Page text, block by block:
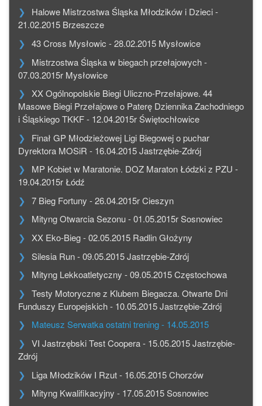
Halowe Mistrzostwa Śląska Młodzików i Dzieci -
21.02.2015 Brzeszcze
43 Cross Mysłowic - 28.02.2015 Mysłowice
Mistrzostwa Śląska w biegach przełajowych -
07.03.2015r Mysłowice
XX Ogólnopolskie Biegi Uliczno-Przełajowe. 44
Masowe Biegi Przełajowe o Paterę Dziennika Zachodniego
i Śląskiego TKKF - 12.04.2015r Świętochłowice
Finał GP Młodzieżowej Ligi Biegowej o puchar
Dyrektora MOSiR - 16.04.2015 Jastrzębie-Zdrój
MP Kobiet w Maratonie. DOZ Maraton Łódzki z PZU -
19.04.2015r Łódź
7 Bieg Fortuny - 26.04.2015r Cieszyn
Mityng Otwarcia Sezonu - 01.05.2015r Sosnowiec
XX Eko-Bieg - 02.05.2015 Radlin Głożyny
Silesia Run - 09.05.2015 Jastrzębie-Zdrój
Mityng Lekkoatletyczny - 09.05.2015 Częstochowa
Testy Motoryczne z Klubem Biegacza. Otwarte Dni
Funduszy Europejskich - 10.05.2015 Jastrzębie-Zdrój
Mateusz Serwatka ostatni trening - 14.05.2015
VI Jastrzębski Test Coopera - 15.05.2015 Jastrzębie-
Zdrój
Liga Młodzików I Rzut - 16.05.2015 Chorzów
Mityng Kwalifikacyjny - 17.05.2015 Sosnowiec